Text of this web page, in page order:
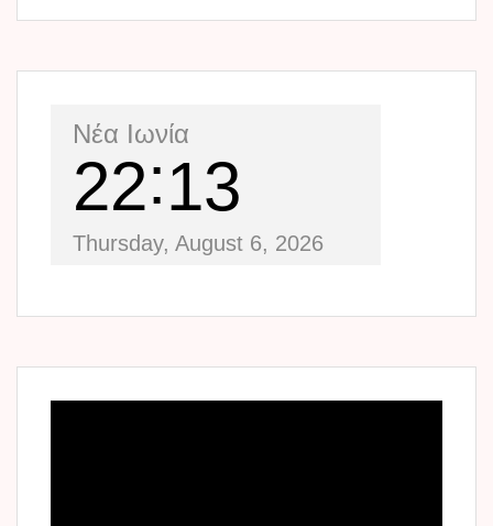
Νέα Ιωνία
22 13
Thursday, August 6, 2026